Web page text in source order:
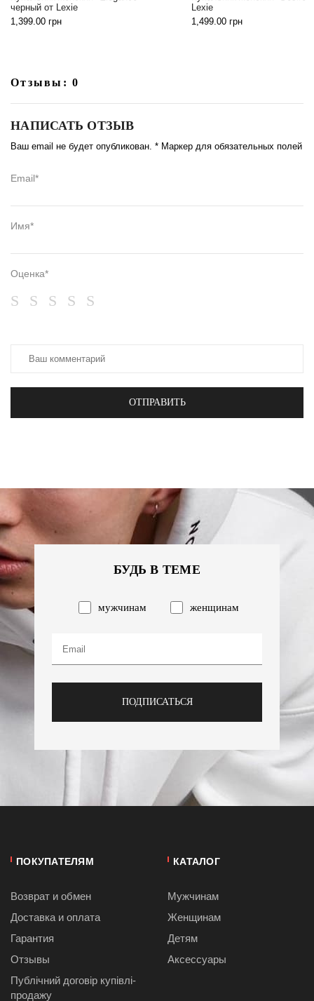
черный от Lexie
1,399.00 грн
Lexie
1,499.00 грн
Отзывы: 0
НАПИСАТЬ ОТЗЫВ
Ваш email не будет опубликован. * Маркер для обязательных полей
Email*
Имя*
Оценка*
ОТПРАВИТЬ
БУДЬ В ТЕМЕ
мужчинам женщинам
ПОДПИСАТЬСЯ
ПОКУПАТЕЛЯМ
Возврат и обмен
Доставка и оплата
Гарантия
Отзывы
Публiчний договiр купівлі-
продажу
КАТАЛОГ
Мужчинам
Женщинам
Детям
Аксессуары